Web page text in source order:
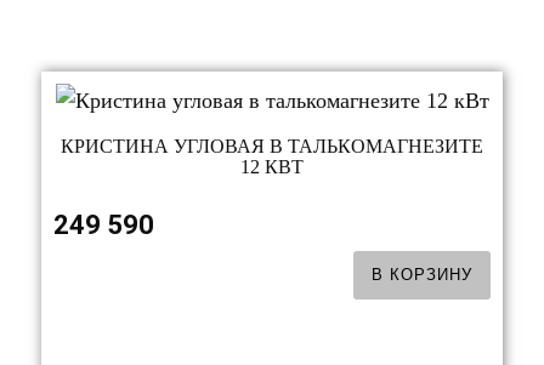
КРИСТИНА УГЛОВАЯ В ТАЛЬКОМАГНЕЗИТЕ
12 КВТ
249 590
В КОРЗИНУ